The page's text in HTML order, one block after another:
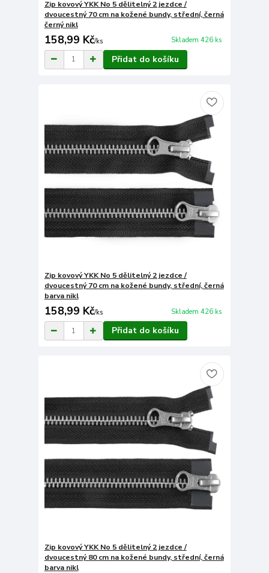
Zip kovový YKK No 5 dělitelný 2 jezdce /
dvoucestný 70 cm na kožené bundy, střední, černá
černý nikl
158,99 Kč/ks Skladem 426 ks
Přidat do košíku
Zip kovový YKK No 5 dělitelný 2 jezdce /
dvoucestný 70 cm na kožené bundy, střední, černá
barva nikl
158,99 Kč/ks Skladem 426 ks
Přidat do košíku
Zip kovový YKK No 5 dělitelný 2 jezdce /
dvoucestný 80 cm na kožené bundy, střední, černá
barva nikl